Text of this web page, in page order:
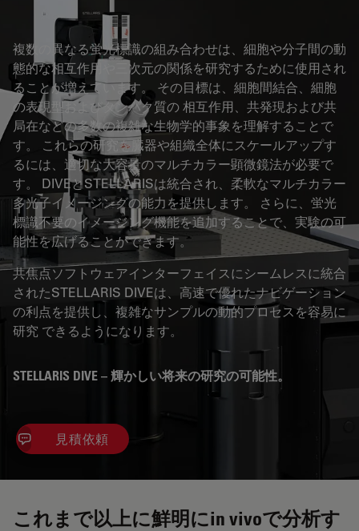
複数の異なる蛍光標識の組み合わせは、細胞や分子間の動
態的な相互作用や三次元の関係を研究するために使用され
ることが増えています。 その目標は、細胞間結合、細胞
の表現型およびタンパク質の 相互作用、共発現および共
局在などの多数の複雑な生物学的事象を理解することで
す。 これらの研究を臓器や組織全体にスケールアップす
るには、適切な大容量のマルチカラー顕微鏡法が必要で
す。 DIVEとSTELLARISは統合され、柔軟なマルチカラー
多光子イメージングの能力を提供します。 さらに、蛍光
標識不要のイメージング機能を追加することで、実験の可
能性を広げることができます。
共焦点ソフトウェアインターフェイスにシームレスに統合
されたSTELLARIS DIVEは、高速で優れたナビゲーション
の利点を提供し、複雑なサンプルの動的プロセスを容易に
研究 できるようになります。
STELLARIS DIVE – 輝かしい将来の研究の可能性。
見積依頼
これまで以上に鮮明にin vivoで分析す